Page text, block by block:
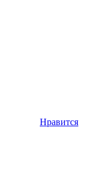
Нравится